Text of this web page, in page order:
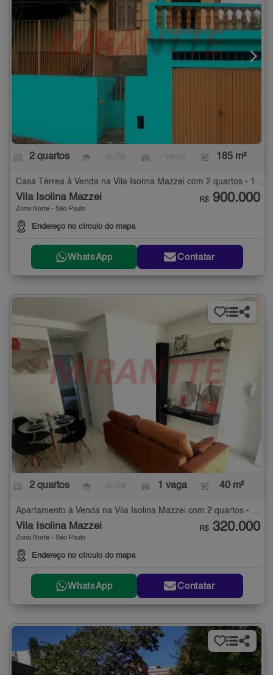
2 quartos 185 m²
Casa Térrea à Venda na Vila Isolina Mazzei com 2 quartos - 185 m²
Vila Isolina Mazzei
Zona Norte - São Paulo
Endereço no círculo do mapa
R$ 900.000
WhatsApp Contatar
2 quartos 1 vaga 40 m²
Apartamento à Venda na Vila Isolina Mazzei com 2 quartos - 40 m²
Vila Isolina Mazzei
Zona Norte - São Paulo
Endereço no círculo do mapa
R$ 320.000
WhatsApp Contatar